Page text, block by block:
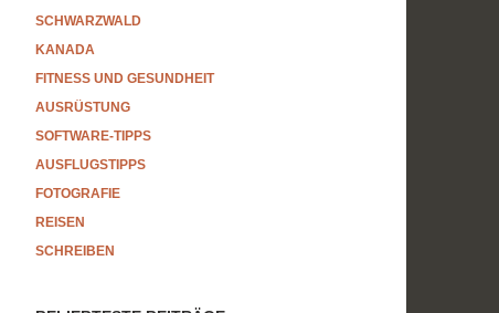
SCHWARZWALD
KANADA
FITNESS UND GESUNDHEIT
AUSRÜSTUNG
SOFTWARE-TIPPS
AUSFLUGSTIPPS
FOTOGRAFIE
REISEN
SCHREIBEN